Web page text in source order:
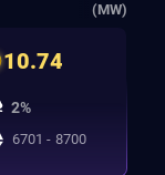
(MW)
10.74
2%
6701 - 8700